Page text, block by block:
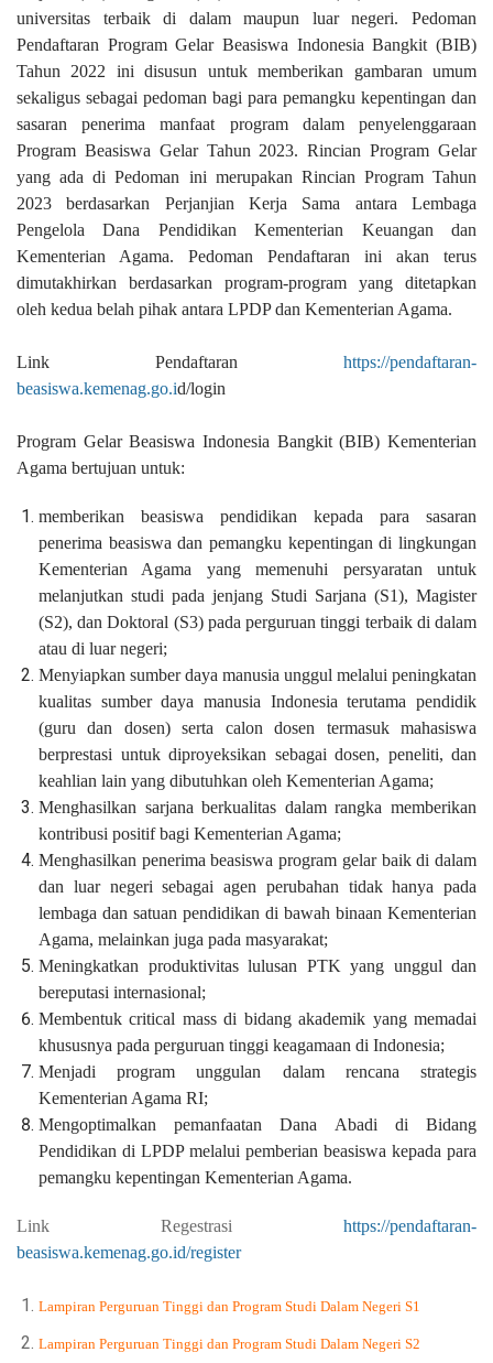
universitas terbaik di dalam maupun luar negeri. Pedoman
Pendaftaran Program Gelar Beasiswa Indonesia Bangkit (BIB)
Tahun 2022 ini disusun untuk memberikan gambaran umum
sekaligus sebagai pedoman bagi para pemangku kepentingan dan
sasaran penerima manfaat program dalam penyelenggaraan
Program Beasiswa Gelar Tahun 2023. Rincian Program Gelar
yang ada di Pedoman ini merupakan Rincian Program Tahun
2023 berdasarkan Perjanjian Kerja Sama antara Lembaga
Pengelola Dana Pendidikan Kementerian Keuangan dan
Kementerian Agama. Pedoman Pendaftaran ini akan terus
dimutakhirkan berdasarkan program-program yang ditetapkan
oleh kedua belah pihak antara LPDP dan Kementerian Agama.
Link Pendaftaran https://pendaftaran-
beasiswa.kemenag.go.id/login
Program Gelar Beasiswa Indonesia Bangkit (BIB) Kementerian
Agama bertujuan untuk:
memberikan beasiswa pendidikan kepada para sasaran
penerima beasiswa dan pemangku kepentingan di lingkungan
Kementerian Agama yang memenuhi persyaratan untuk
melanjutkan studi pada jenjang Studi Sarjana (S1), Magister
(S2), dan Doktoral (S3) pada perguruan tinggi terbaik di dalam
atau di luar negeri;
Menyiapkan sumber daya manusia unggul melalui peningkatan
kualitas sumber daya manusia Indonesia terutama pendidik
(guru dan dosen) serta calon dosen termasuk mahasiswa
berprestasi untuk diproyeksikan sebagai dosen, peneliti, dan
keahlian lain yang dibutuhkan oleh Kementerian Agama;
Menghasilkan sarjana berkualitas dalam rangka memberikan
kontribusi positif bagi Kementerian Agama;
Menghasilkan penerima beasiswa program gelar baik di dalam
dan luar negeri sebagai agen perubahan tidak hanya pada
lembaga dan satuan pendidikan di bawah binaan Kementerian
Agama, melainkan juga pada masyarakat;
Meningkatkan produktivitas lulusan PTK yang unggul dan
bereputasi internasional;
Membentuk critical mass di bidang akademik yang memadai
khususnya pada perguruan tinggi keagamaan di Indonesia;
Menjadi program unggulan dalam rencana strategis
Kementerian Agama RI;
Mengoptimalkan pemanfaatan Dana Abadi di Bidang
Pendidikan di LPDP melalui pemberian beasiswa kepada para
pemangku kepentingan Kementerian Agama.
Link Regestrasi https://pendaftaran-
beasiswa.kemenag.go.id/register
Lampiran Perguruan Tinggi dan Program Studi Dalam Negeri S1
Lampiran Perguruan Tinggi dan Program Studi Dalam Negeri S2